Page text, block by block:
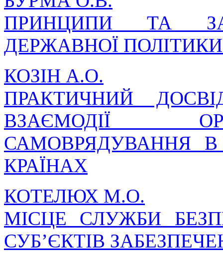
ПРИНЦИПИ ТА
ДЕРЖАВНОЇ ПОЛІТИКИ
КОЗІН А.О.
ПРАКТИЧНИЙ
ВЗАЄМОДІЇ
САМОВРЯДУВАННЯ В
КРАЇНАХ
КОТЕЛЮХ М.О.
МІСЦЕ СЛУЖБИ
СУБ’ЄКТІВ